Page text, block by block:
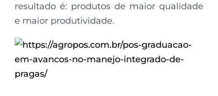
resultado é: produtos de maior qualidade
e maior produtividade.